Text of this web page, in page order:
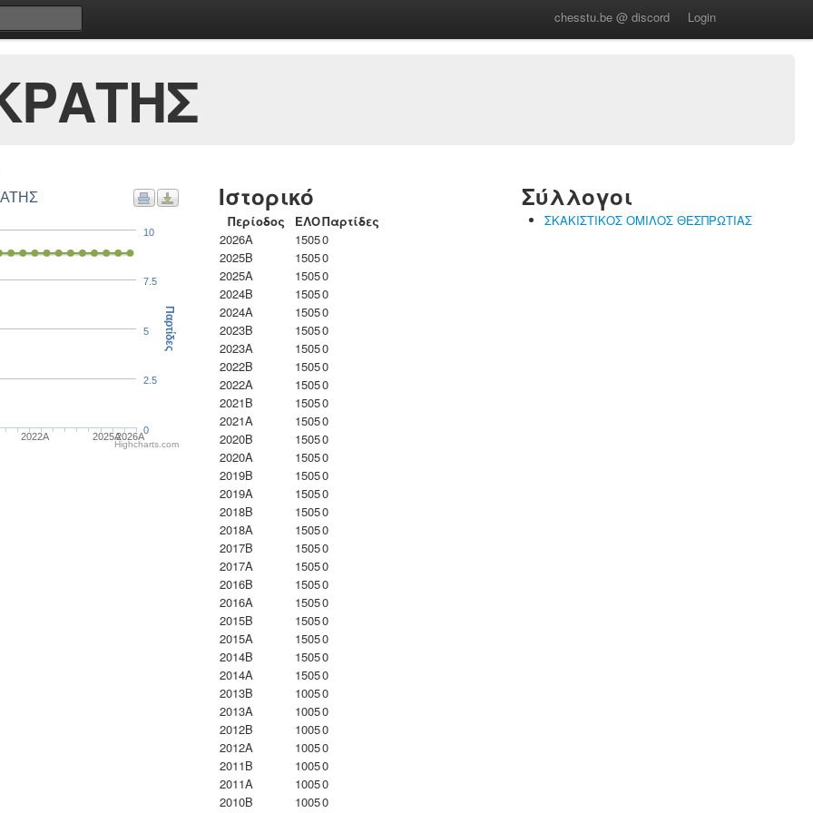
chesstu.be @ discord Login
2022A 2025A2026A
0
10
2.5
5
7.5
Παρτίδες
Highcharts.com
Ιστορικό
Περίοδος ΕΛΟΠαρτίδες
2026A
15050
2025B
15050
2025A
15050
2024B
15050
2024A
15050
2023B
15050
2023Α
15050
2022B
15050
2022A
15050
2021B
15050
2021A
15050
2020B
15050
2020A
15050
2019B
15050
2019A
15050
2018B
15050
2018A
15050
2017B
15050
2017A
15050
2016B
15050
2016A
15050
2015B
15050
2015A
15050
2014B
15050
2014A
15050
2013B
10050
2013A
10050
2012B
10050
2012A
10050
2011B
10050
2011A
10050
2010B
10050
Σύλλογοι
ΣΚΑΚΙΣΤΙΚΟΣ ΟΜΙΛΟΣ ΘΕΣΠΡΩΤΙΑΣ